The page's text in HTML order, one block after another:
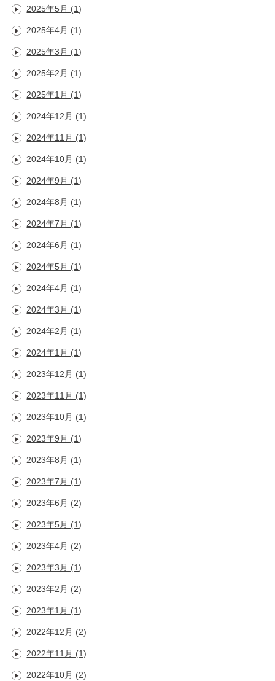
2025年5月 (1)
2025年4月 (1)
2025年3月 (1)
2025年2月 (1)
2025年1月 (1)
2024年12月 (1)
2024年11月 (1)
2024年10月 (1)
2024年9月 (1)
2024年8月 (1)
2024年7月 (1)
2024年6月 (1)
2024年5月 (1)
2024年4月 (1)
2024年3月 (1)
2024年2月 (1)
2024年1月 (1)
2023年12月 (1)
2023年11月 (1)
2023年10月 (1)
2023年9月 (1)
2023年8月 (1)
2023年7月 (1)
2023年6月 (2)
2023年5月 (1)
2023年4月 (2)
2023年3月 (1)
2023年2月 (2)
2023年1月 (1)
2022年12月 (2)
2022年11月 (1)
2022年10月 (2)